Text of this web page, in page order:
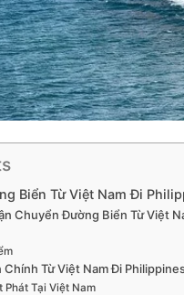
Biển Từ Việt Nam Đi
Chuyển Đường Biển Từ Việt
Chính Từ Việt Nam Đi
Phát Tại Việt Nam